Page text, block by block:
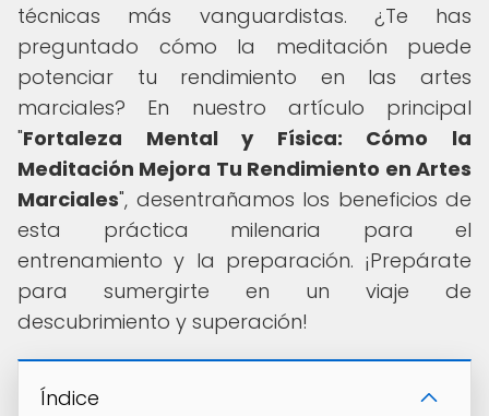
técnicas más vanguardistas. ¿Te has
preguntado cómo la meditación puede
potenciar tu rendimiento en las artes
marciales? En nuestro artículo principal
"Fortaleza Mental y Física: Cómo la
Meditación Mejora Tu Rendimiento en Artes
Marciales", desentrañamos los beneficios de
esta práctica milenaria para el
entrenamiento y la preparación. ¡Prepárate
para sumergirte en un viaje de
descubrimiento y superación!
Índice